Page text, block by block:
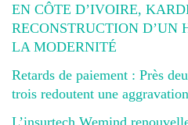
EN CÔTE D’IVOIRE,
RECONSTRUCTION D’UN
LA MODERNITÉ
Retards de paiement : Près
trois redoutent une
L’insurtech Wemind